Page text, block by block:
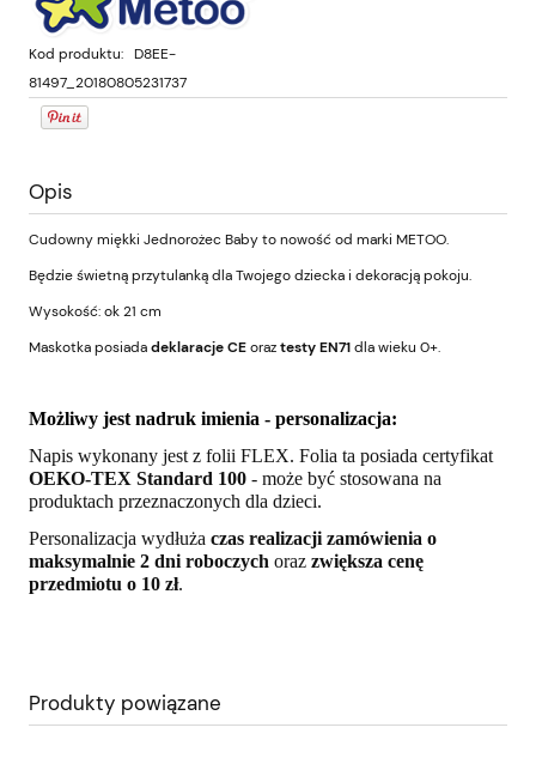
Kod produktu: D8EE-
81497_20180805231737
Opis
Cudowny miękki Jednorożec Baby to nowość od marki METOO.
Będzie świetną przytulanką dla Twojego dziecka i dekoracją pokoju.
Wysokość: ok 21 cm
Maskotka posiadadeklaracje CEoraztesty EN71dla wieku 0+.
Możliwy jest nadruk imienia - personalizacja:
Napis wykonany jest z folii FLEX. Folia ta posiada certyfikat
OEKO-TEX Standard 100 - może być stosowana na
produktach przeznaczonych dla dzieci.
Personalizacja wydłuża czas realizacji zamówienia o
maksymalnie 2 dni roboczych oraz zwiększa cenę
przedmiotu o 10 zł.
Produkty powiązane